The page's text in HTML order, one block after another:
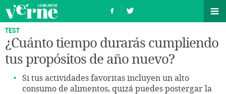
TEST
¿Cuánto tiempo durarás cumpliendo
tus propósitos de año nuevo?
Si tus actividades favoritas incluyen un alto
consumo de alimentos, quizá puedes postergar la